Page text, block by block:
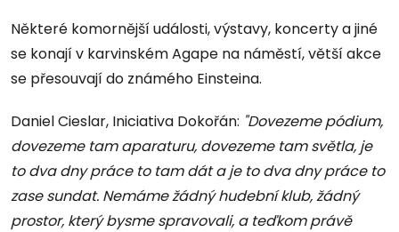
Některé komornější události, výstavy, koncerty a jiné
se konají v karvinském Agape na náměstí, větší akce
se přesouvají do známého Einsteina.
Daniel Cieslar, Iniciativa Dokořán: "Dovezeme pódium,
dovezeme tam aparaturu, dovezeme tam světla, je
to dva dny práce to tam dát a je to dva dny práce to
zase sundat. Nemáme žádný hudební klub, žádný
prostor, který bysme spravovali, a teďkom právě